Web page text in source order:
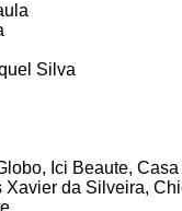
Silva
Ici Beaute,
da Silveira,